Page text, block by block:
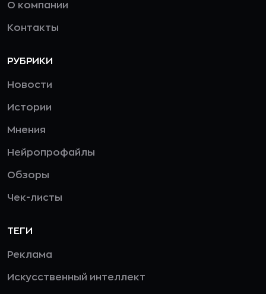
О компании
Контакты
РУБРИКИ
Новости
Истории
Мнения
Нейропрофайлы
Обзоры
Чек-листы
ТЕГИ
Реклама
Искусственный интеллект